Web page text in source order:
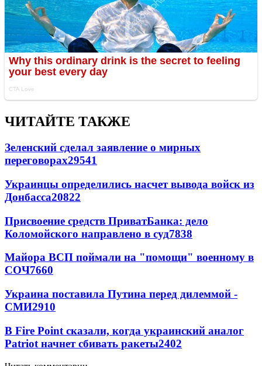
ЧИТАЙТЕ ТАКЖЕ
Зеленский сделал заявление о мирных
переговорах29541
Украинцы определились насчет вывода войск из
Донбасса20822
Присвоение средств ПриватБанка: дело
Коломойского направлено в суд7838
Майора ВСП поймали на "помощи" военному в
СОЧ7660
Украина поставила Путина перед дилеммой -
СМИ2910
В Fire Point сказали, когда украинский аналог
Patriot начнет сбивать ракеты2402